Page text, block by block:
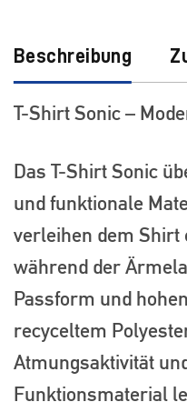
Beschreibung
T-Shirt Sonic –
Das T-Shirt Sonic
und funktionale
verleihen dem Shirt
während der
Passform und
recyceltem
Atmungsaktivität
Funktionsmaterial